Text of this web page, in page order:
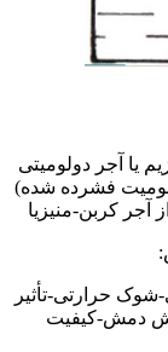
یا آجر دولومیتی
فشرده شده)
آجر کربن-منیزیا
حرارتی-تأثیر
دمش-کیفیت